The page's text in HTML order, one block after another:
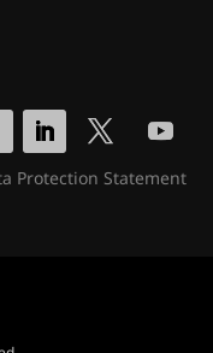
Protection Statement